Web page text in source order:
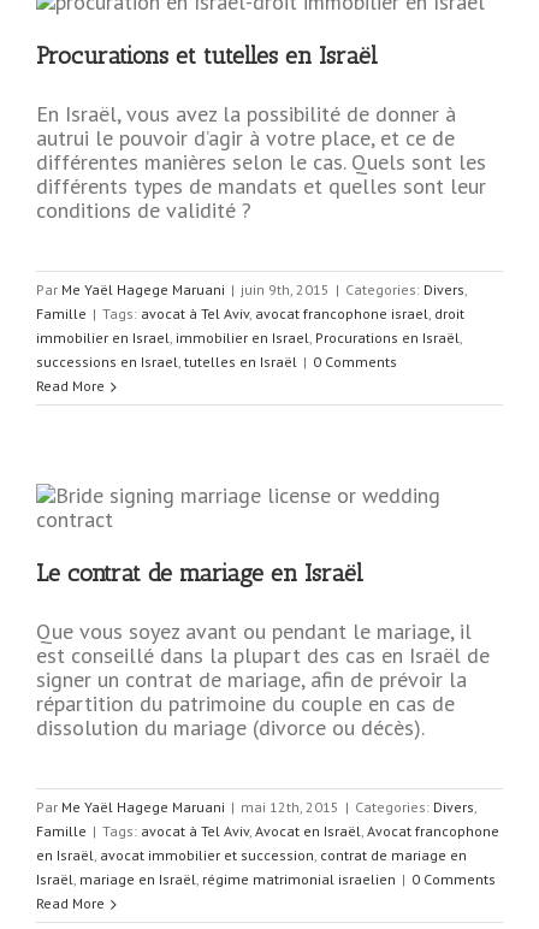
Procurations et tutelles en Israël
En Israël, vous avez la possibilité de donner à
autrui le pouvoir d’agir à votre place, et ce de
différentes manières selon le cas. Quels sont les
différents types de mandats et quelles sont leur
conditions de validité ?
Par Me Yaël Hagege Maruani | juin 9th, 2015 | Categories: Divers,
Famille | Tags: avocat à Tel Aviv, avocat francophone israel, droit
immobilier en Israel, immobilier en Israel, Procurations en Israël,
successions en Israel, tutelles en Israël | 0 Comments
Read More
Le contrat de mariage en Israël
Que vous soyez avant ou pendant le mariage, il
est conseillé dans la plupart des cas en Israël de
signer un contrat de mariage, afin de prévoir la
répartition du patrimoine du couple en cas de
dissolution du mariage (divorce ou décès).
Par Me Yaël Hagege Maruani | mai 12th, 2015 | Categories: Divers,
Famille | Tags: avocat à Tel Aviv, Avocat en Israël, Avocat francophone
en Israël, avocat immobilier et succession, contrat de mariage en
Israël, mariage en Israël, régime matrimonial israelien | 0 Comments
Read More